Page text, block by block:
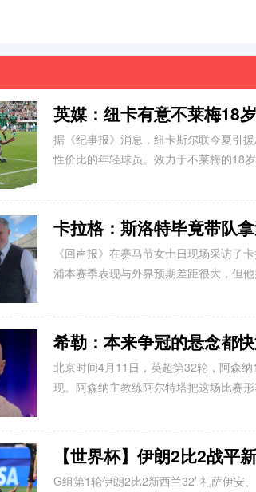
英媒：纽卡有意不莱梅18
欧
据《纪事报》消息，纽卡斯尔联今夏引
性价比的年轻球员。效力于不莱梅的18
卡拉格：斯洛特毕竟带队
《回声报》在赛马节女士日现场采访了
浦本赛季表现与外界预期差距很大，但
希勒：本来争冠的悬念都
北京时间4月11日，英超第32轮，阿森
现。阿森纳主教练阿尔特塔把这场比赛
【世界杯】伊朗2比2战平
G组第1轮伊朗2比2新西兰32’ 礼萨伊安